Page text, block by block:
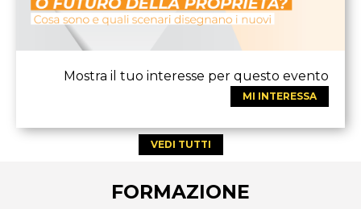
Mostra il tuo interesse per questo evento
MI INTERESSA
VEDI TUTTI
FORMAZIONE